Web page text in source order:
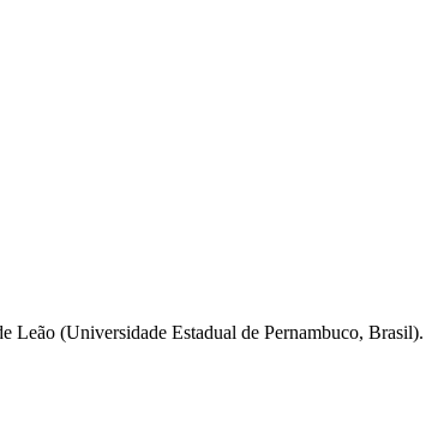
Leão (Universidade Estadual de Pernambuco, Brasil).